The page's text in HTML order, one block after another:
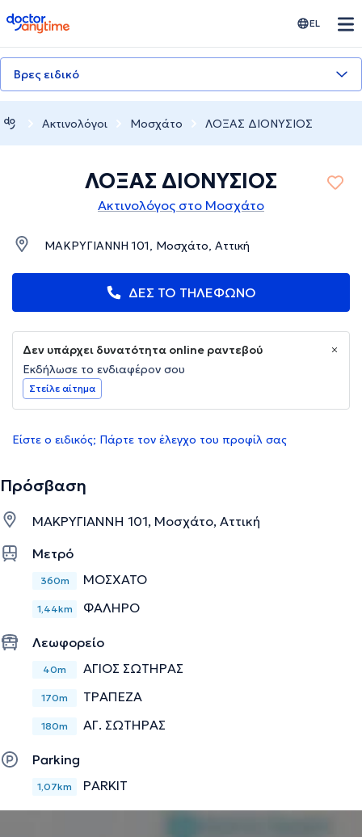
doctoranytime EL
Βρες ειδικό
Ακτινολόγοι Μοσχάτο ΛΟΞΑΣ ΔΙΟΝΥΣΙΟΣ
ΛΟΞΑΣ ΔΙΟΝΥΣΙΟΣ
Ακτινολόγος στο Μοσχάτο
ΜΑΚΡΥΓΙΑΝΝΗ 101, Μοσχάτο, Αττική
ΔΕΣ ΤΟ ΤΗΛΕΦΩΝΟ
Δεν υπάρχει δυνατότητα online ραντεβού
Εκδήλωσε το ενδιαφέρον σου
Στείλε αίτημα
Είστε ο ειδικός; Πάρτε τον έλεγχο του προφίλ σας
Πρόσβαση
ΜΑΚΡΥΓΙΑΝΝΗ 101, Μοσχάτο, Αττική
Μετρό
360m ΜΟΣΧΑΤΟ
1,44km ΦΑΛΗΡΟ
Λεωφορείο
40m ΑΓΙΟΣ ΣΩΤΗΡΑΣ
170m ΤΡΑΠΕΖΑ
180m ΑΓ. ΣΩΤΗΡΑΣ
Parking
1,07km PARKIT